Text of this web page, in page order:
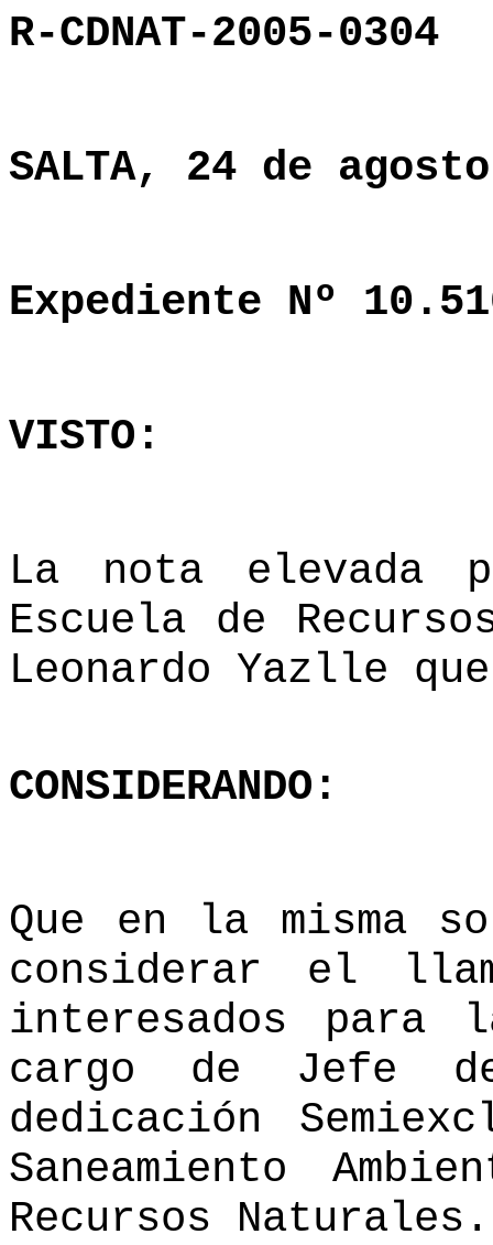
R-CDNAT-2005-0304
SALTA, 24 de
Expediente Nº
VISTO:
La nota
Escuela de
Leonardo Yazlle
CONSIDERANDO:
Que en la misma
considerar el
interesados para
cargo de Jefe
dedicación
Saneamiento
Recursos Naturales.